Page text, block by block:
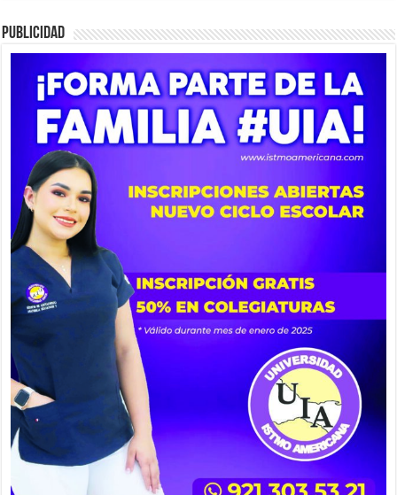
PUBLICIDAD